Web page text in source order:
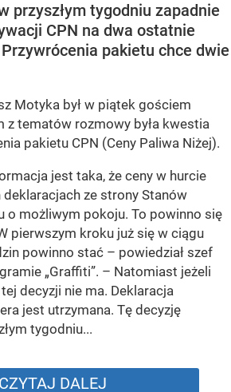
przyszłym tygodniu zapadnie
CPN na dwa ostatnie
pakietu chce dwie
Motyka był w piątek gościem
z tematów rozmowy była kwestia
pakietu CPN (Ceny Paliwa Niżej).
jest taka, że ceny w hurcie
ze strony Stanów
o możliwym pokoju. To powinno się
pierwszym kroku już się w ciągu
powinno stać – powiedział szef
„Graffiti”. – Natomiast jeżeli
decyzji nie ma. Deklaracja
jest utrzymana. Tę decyzję
tygodniu...
CZYTAJ DALEJ